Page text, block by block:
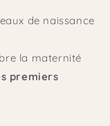
de naissance
la maternité
premiers